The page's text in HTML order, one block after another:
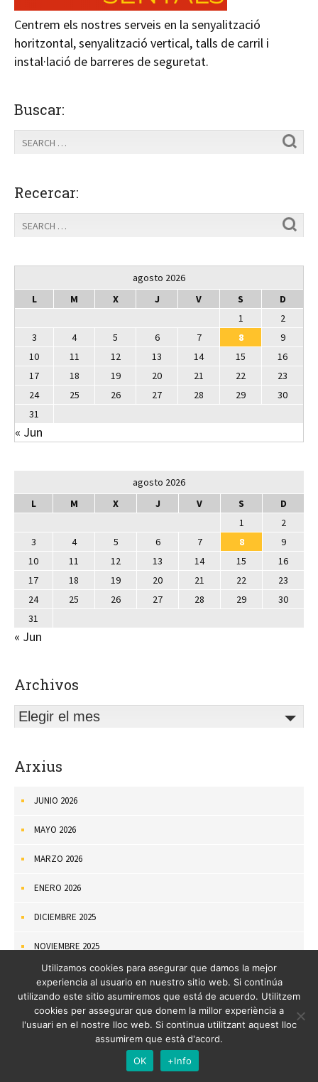
Centrem els nostres serveis en la senyalització
horitzontal, senyalització vertical, talls de carril i
instal·lació de barreres de seguretat.
Buscar:
Recercar:
agosto 2026
L
M X J V S
D
1
2
3
4 5 6 7 8
9
10
11 12 13 14 15
16
17
18 19 20 21 22
23
24
25 26 27 28 29
30
31
« Jun
agosto 2026
L
M X J V S
D
1
2
3
4 5 6 7 8
9
10
11 12 13 14 15
16
17
18 19 20 21 22
23
24
25 26 27 28 29
30
31
« Jun
Archivos
Elegir el mes
Arxius
JUNIO 2026
MAYO 2026
MARZO 2026
ENERO 2026
DICIEMBRE 2025
NOVIEMBRE 2025
OCTUBRE 2025
SEPTIEMBRE 2025
Utilizamos cookies para asegurar que damos la mejor
experiencia al usuario en nuestro sitio web. Si continúa
utilizando este sitio asumiremos que está de acuerdo. Utilitzem
cookies per assegurar que donem la millor experiència a
l'usuari en el nostre lloc web. Si continua utilitzant aquest lloc
assumirem que està d'acord.
OK
+Info